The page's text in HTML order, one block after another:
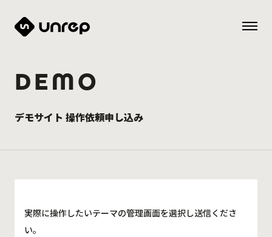
DEMO
デモサイト 操作依頼申し込み
実際に操作したいテーマの管理画面を選択し送信くださ
い。